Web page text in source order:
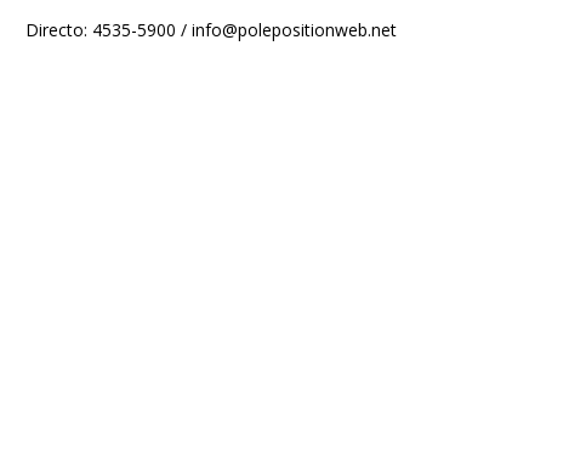
Directo: 4535-5900 / info@polepositionweb.net